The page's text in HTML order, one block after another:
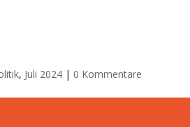
, Juli 2024 | 0 Kommentare